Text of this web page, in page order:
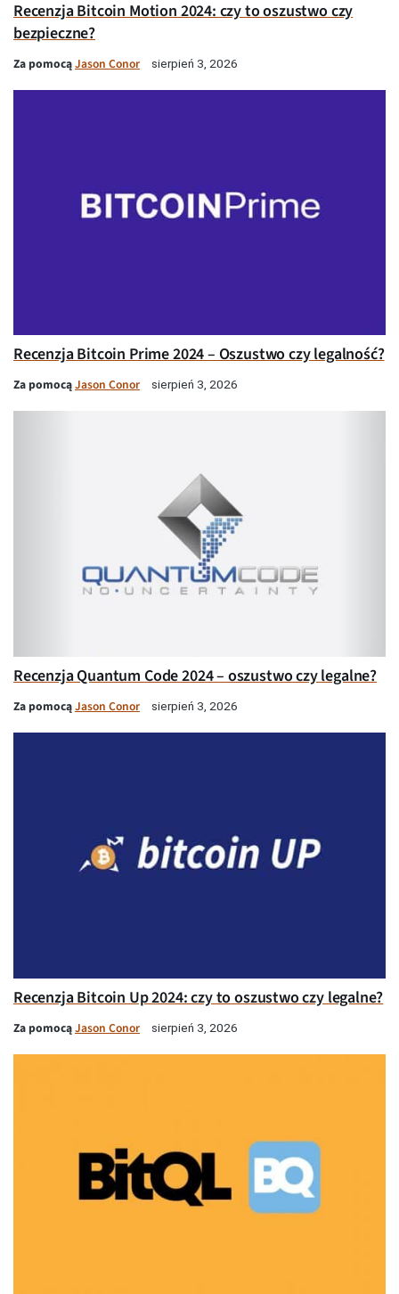
Recenzja Bitcoin Motion 2024: czy to oszustwo czy
bezpieczne?
Za pomocąJason Conor sierpień 3, 2026
Recenzja Bitcoin Prime 2024 – Oszustwo czy legalność?
Za pomocąJason Conor sierpień 3, 2026
Recenzja Quantum Code 2024 – oszustwo czy legalne?
Za pomocąJason Conor sierpień 3, 2026
Recenzja Bitcoin Up 2024: czy to oszustwo czy legalne?
Za pomocąJason Conor sierpień 3, 2026